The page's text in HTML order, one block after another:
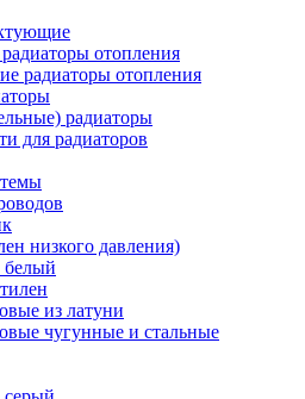
отопления
радиаторы отопления
радиаторы
для радиаторов
низкого давления)
из латуни
чугунные и стальные